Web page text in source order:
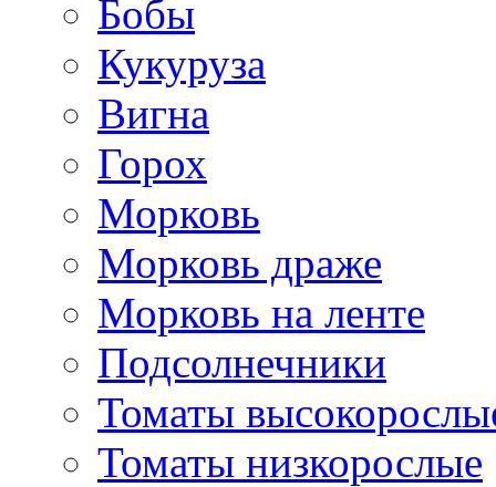
Бобы
Кукуруза
Вигна
Горох
Морковь
Морковь драже
Морковь на ленте
Подсолнечники
Томаты
Томаты низкорослые